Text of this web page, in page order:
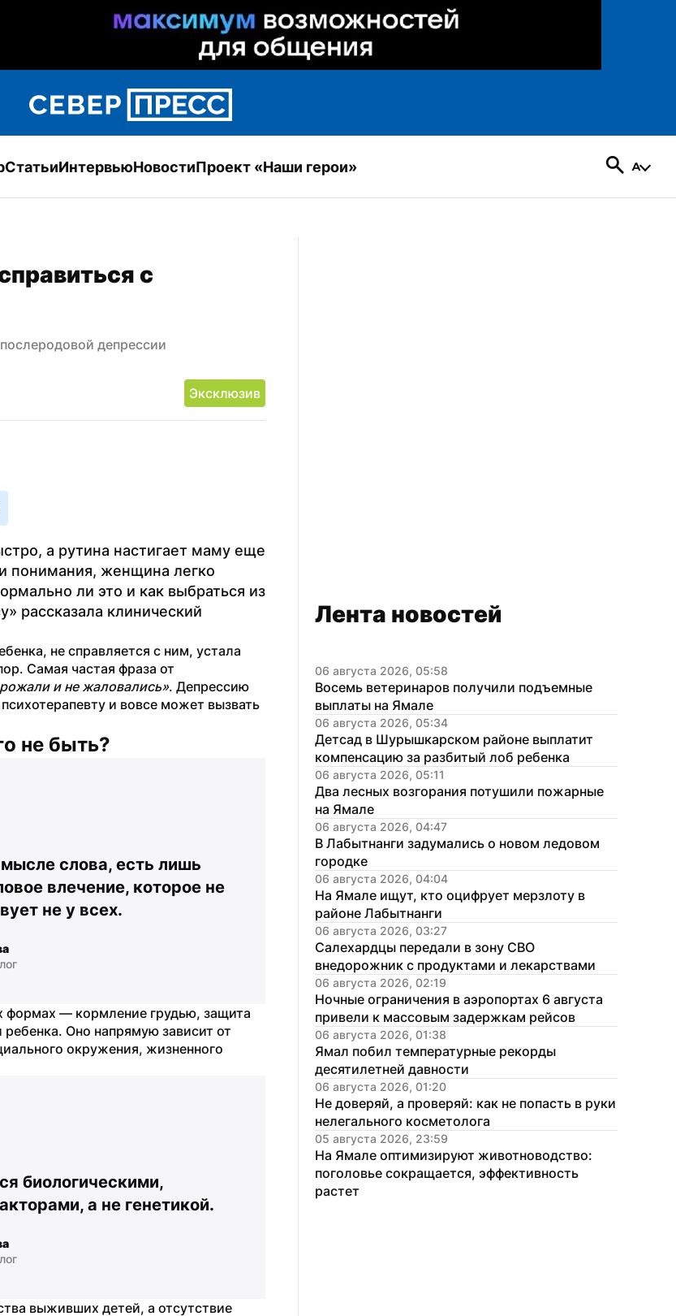
СтатьиИнтервьюНовостиПроект «Наши герои»
с
депрессии
Эксклюзив
а рутина настигает маму еще
понимания, женщина легко
ли это и как выбраться из
рассказала клинический
не справляется с ним, устала
Самая частая фраза от
и не жаловались». Депрессию
и вовсе может вызвать
не быть?
слова, есть лишь
влечение, которое не
не у всех.
формах — кормление грудью, защита
ребенка. Оно напрямую зависит от
окружения, жизненного
биологическими,
а не генетикой.
выживших детей, а отсутствие
Лента новостей
06 августа 2026, 05:58
Восемь ветеринаров получили подъемные
выплаты на Ямале
06 августа 2026, 05:34
Детсад в Шурышкарском районе выплатит
компенсацию за разбитый лоб ребенка
06 августа 2026, 05:11
Два лесных возгорания потушили пожарные
на Ямале
06 августа 2026, 04:47
В Лабытнанги задумались о новом ледовом
городке
06 августа 2026, 04:04
На Ямале ищут, кто оцифрует мерзлоту в
районе Лабытнанги
06 августа 2026, 03:27
Салехардцы передали в зону СВО
внедорожник с продуктами и лекарствами
06 августа 2026, 02:19
Ночные ограничения в аэропортах 6 августа
привели к массовым задержкам рейсов
06 августа 2026, 01:38
Ямал побил температурные рекорды
десятилетней давности
06 августа 2026, 01:20
Не доверяй, а проверяй: как не попасть в руки
нелегального косметолога
05 августа 2026, 23:59
На Ямале оптимизируют животноводство:
поголовье сокращается, эффективность
растет